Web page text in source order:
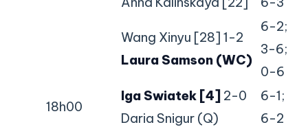
Wang Xinyu [28] 1-2
Laura Samson (WC)
6-2;
3-6;
0-6
18h00
Iga Swiatek [4] 2-0
Daria Snigur (Q)
6-1;
6-2